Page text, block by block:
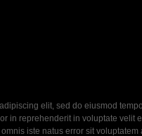
elit, sed do eiusmod
in reprehenderit in voluptate
iste natus error sit